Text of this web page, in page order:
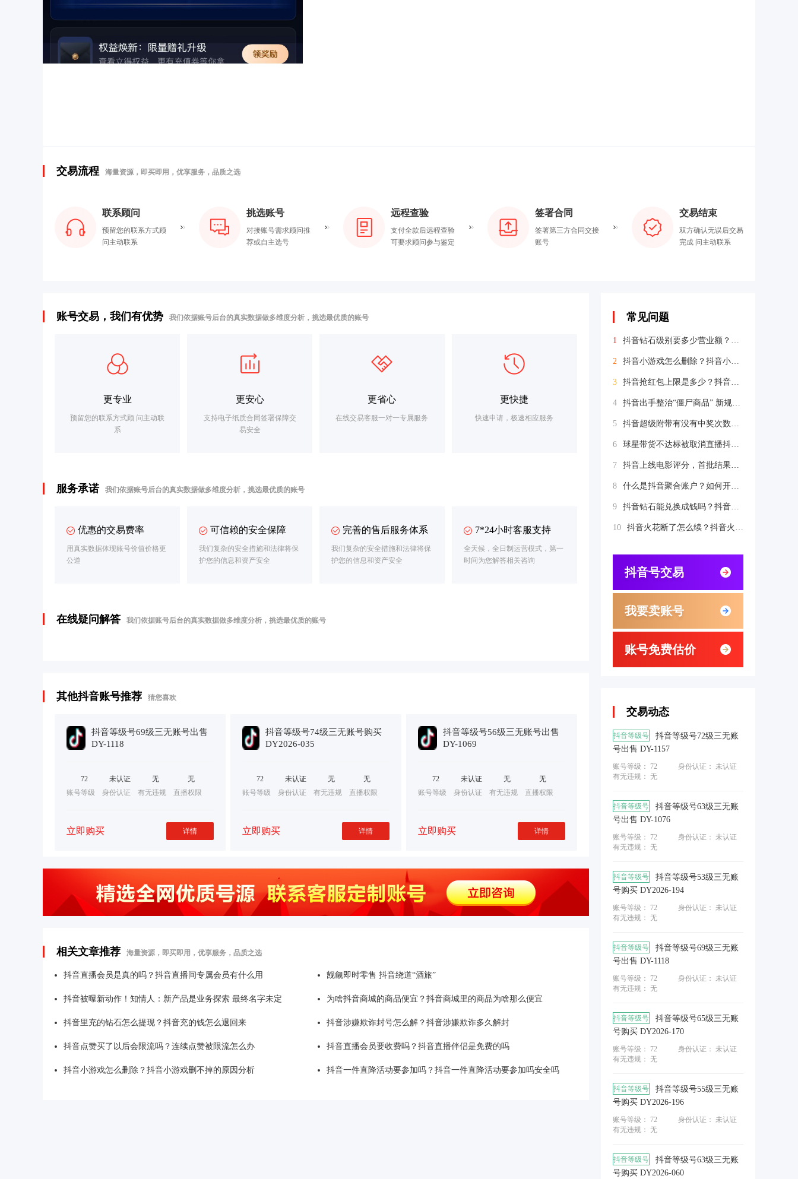
交易流程 海量资源，即买即用，优享服务，品质之选
联系顾问
预留您的联系方式顾
问主动联系
挑选账号
对接账号需求顾问推
荐或自主选号
远程查验
支付全款后远程查验
可要求顾问参与鉴定
签署合同
签署第三方合同交接
账号
交易结束
双方确认无误后交易
完成 问主动联系
账号交易，我们有优势 我们依据账号后台的真实数据做多维度分析，挑选最优质的账号
更专业
预留您的联系方式顾 问主动联
系
更安心
支持电子纸质合同签署保障交
易安全
更省心
在线交易客服一对一专属服务
更快捷
快速申请，极速相应服务
服务承诺 我们依据账号后台的真实数据做多维度分析，挑选最优质的账号
优惠的交易费率
用真实数据体现账号价值价格更
公道
可信赖的安全保障
我们复杂的安全措施和法律将保
护您的信息和资产安全
完善的售后服务体系
我们复杂的安全措施和法律将保
护您的信息和资产安全
7*24小时客服支持
全天候，全日制运营模式，第一
时间为您解答相关咨询
在线疑问解答 我们依据账号后台的真实数据做多维度分析，挑选最优质的账号
其他抖音账号推荐 猜您喜欢
抖音等级号69级三无账号出售
DY-1118
72 未认证 无
无
账号等级
身份认证 有无违规 直播权限
立即购买 详情
抖音等级号74级三无账号购买
DY2026-035
72 未认证 无
无
账号等级
身份认证 有无违规 直播权限
立即购买 详情
抖音等级号56级三无账号出售
DY-1069
72 未认证 无
无
账号等级
身份认证 有无违规 直播权限
立即购买 详情
相关文章推荐 海量资源，即买即用，优享服务，品质之选
抖音直播会员是真的吗？抖音直播间专属会员有什么用 觊觎即时零售 抖音绕道“酒旅”
抖音被曝新动作！知情人：新产品是业务探索 最终名字未定 为啥抖音商城的商品便宜？抖音商城里的商品为啥那么便宜
抖音里充的钻石怎么提现？抖音充的钱怎么退回来 抖音涉嫌欺诈封号怎么解？抖音涉嫌欺诈多久解封
抖音点赞买了以后会限流吗？连续点赞被限流怎么办 抖音直播会员要收费吗？抖音直播伴侣是免费的吗
抖音小游戏怎么删除？抖音小游戏删不掉的原因分析 抖音一件直降活动要参加吗？抖音一件直降活动要参加吗安全吗
常见问题
1 抖音钻石级别要多少营业额？抖音钻石级别什么意思
2 抖音小游戏怎么删除？抖音小游戏删不掉的原因分析
3 抖音抢红包上限是多少？抖音抢红包次数每天是有限制的吗
4 抖音出手整治“僵尸商品” 新规为即时零售货架“瘦身”
5 抖音超级附带有没有中奖次数限制？抖音超级福袋怎么容易中奖
6 球星带货不达标被取消直播抖音CBA资格 知情人揭露分成细节
7 抖音上线电影评分，首批结果惹争议
8 什么是抖音聚合账户？如何开通？
9 抖音钻石能兑换成钱吗？抖音钻石能变现吗
10 抖音火花断了怎么续？抖音火花断了怎么续上
抖音号交易
我要卖账号
账号免费估价
交易动态
抖音等级号
抖音等级号72级三无账
号出售 DY-1157
账号等级： 72 身份认证： 未认证
有无违规： 无
抖音等级号
抖音等级号63级三无账
号出售 DY-1076
账号等级： 72 身份认证： 未认证
有无违规： 无
抖音等级号
抖音等级号53级三无账
号购买 DY2026-194
账号等级： 72 身份认证： 未认证
有无违规： 无
抖音等级号
抖音等级号69级三无账
号出售 DY-1118
账号等级： 72 身份认证： 未认证
有无违规： 无
抖音等级号
抖音等级号65级三无账
号购买 DY2026-170
账号等级： 72 身份认证： 未认证
有无违规： 无
抖音等级号
抖音等级号55级三无账
号购买 DY2026-196
账号等级： 72 身份认证： 未认证
有无违规： 无
抖音等级号
抖音等级号63级三无账
号购买 DY2026-060